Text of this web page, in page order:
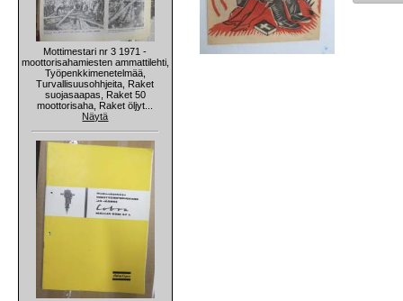
Mottimestari nr 3 1971 -
moottorisahamiesten ammattilehti,
Työpenkkimenetelmää,
Turvallisuusohhjeita, Raket
suojasaapas, Raket 50
moottorisaha, Raket öljyt...
Näytä